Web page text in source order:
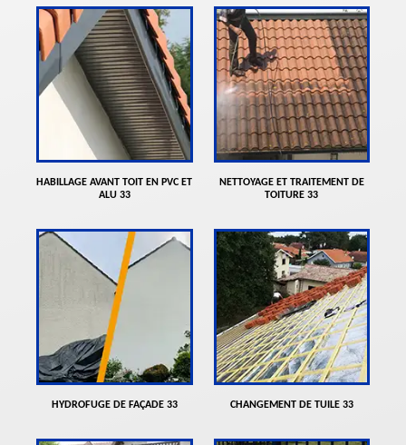
HABILLAGE AVANT TOIT EN PVC ET
ALU 33
NETTOYAGE ET TRAITEMENT DE
TOITURE 33
HYDROFUGE DE FAÇADE 33 CHANGEMENT DE TUILE 33